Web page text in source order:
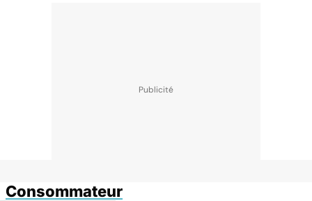
Consommateur